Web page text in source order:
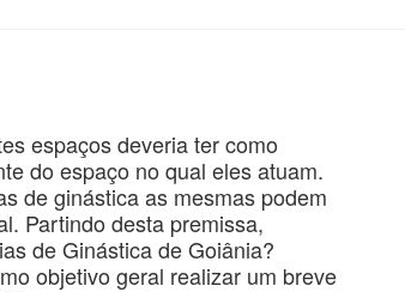
espaços deveria ter como
do espaço no qual eles atuam.
de ginástica as mesmas podem
Partindo desta premissa,
de Ginástica de Goiânia?
objetivo geral realizar um breve